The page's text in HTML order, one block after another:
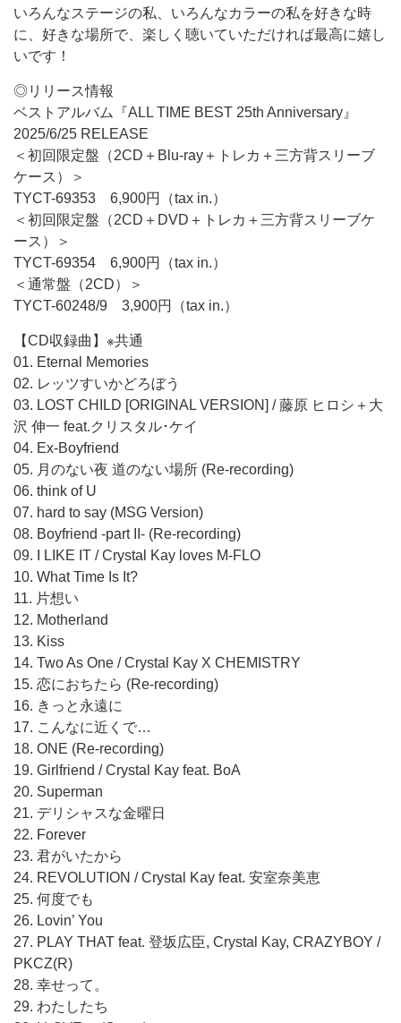
いろんなステージの私、いろんなカラーの私を好きな時
に、好きな場所で、楽しく聴いていただければ最高に嬉し
いです！
◎リリース情報
ベストアルバム『ALL TIME BEST 25th Anniversary』
2025/6/25 RELEASE
＜初回限定盤（2CD＋Blu-ray＋トレカ＋三方背スリーブ
ケース）＞
TYCT-69353 6,900円（tax in.）
＜初回限定盤（2CD＋DVD＋トレカ＋三方背スリーブケ
ース）＞
TYCT-69354 6,900円（tax in.）
＜通常盤（2CD）＞
TYCT-60248/9 3,900円（tax in.）
【CD収録曲】※共通
01. Eternal Memories
02. レッツすいかどろぼう
03. LOST CHILD [ORIGINAL VERSION] / 藤原 ヒロシ＋大
沢 伸一 feat.クリスタル･ケイ
04. Ex-Boyfriend
05. 月のない夜 道のない場所 (Re-recording)
06. think of U
07. hard to say (MSG Version)
08. Boyfriend -part II- (Re-recording)
09. I LIKE IT / Crystal Kay loves M-FLO
10. What Time Is It?
11. 片想い
12. Motherland
13. Kiss
14. Two As One / Crystal Kay X CHEMISTRY
15. 恋におちたら (Re-recording)
16. きっと永遠に
17. こんなに近くで…
18. ONE (Re-recording)
19. Girlfriend / Crystal Kay feat. BoA
20. Superman
21. デリシャスな金曜日
22. Forever
23. 君がいたから
24. REVOLUTION / Crystal Kay feat. 安室奈美恵
25. 何度でも
26. Lovin’ You
27. PLAY THAT feat. 登坂広臣, Crystal Kay, CRAZYBOY /
PKCZ(R)
28. 幸せって。
29. わたしたち